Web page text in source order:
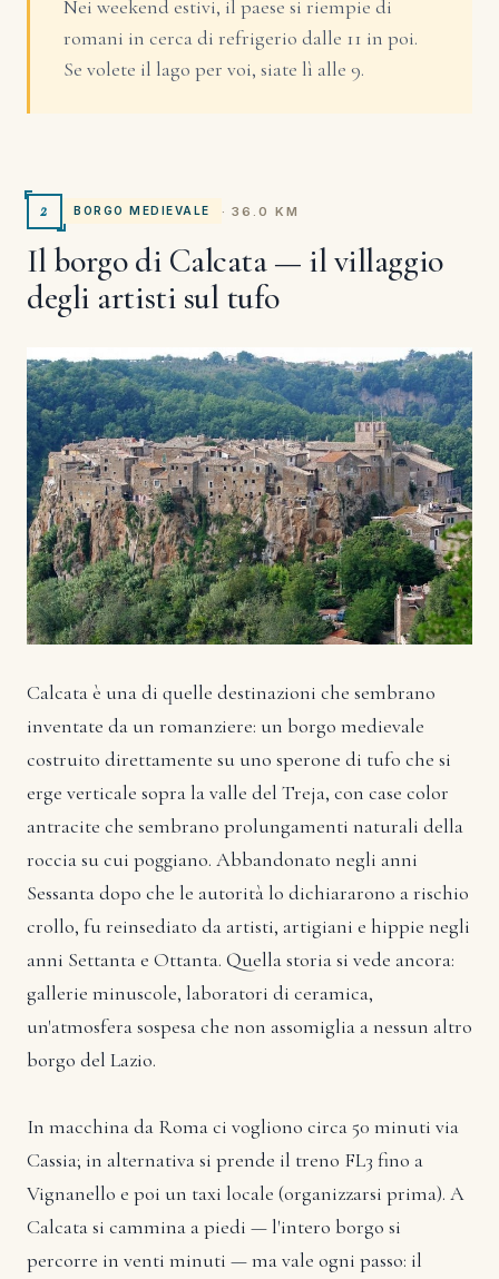
Nei weekend estivi, il paese si riempie di
romani in cerca di refrigerio dalle 11 in poi.
Se volete il lago per voi, siate lì alle 9.
2 BORGO MEDIEVALE · 36.0 KM
Il borgo di Calcata — il villaggio
degli artisti sul tufo
Calcata è una di quelle destinazioni che sembrano
inventate da un romanziere: un borgo medievale
costruito direttamente su uno sperone di tufo che si
erge verticale sopra la valle del Treja, con case color
antracite che sembrano prolungamenti naturali della
roccia su cui poggiano. Abbandonato negli anni
Sessanta dopo che le autorità lo dichiararono a rischio
crollo, fu reinsediato da artisti, artigiani e hippie negli
anni Settanta e Ottanta. Quella storia si vede ancora:
gallerie minuscole, laboratori di ceramica,
un'atmosfera sospesa che non assomiglia a nessun altro
borgo del Lazio.
In macchina da Roma ci vogliono circa 50 minuti via
Cassia; in alternativa si prende il treno FL3 fino a
Vignanello e poi un taxi locale (organizzarsi prima). A
Calcata si cammina a piedi — l'intero borgo si
percorre in venti minuti — ma vale ogni passo: il